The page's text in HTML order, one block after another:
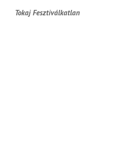
Tokaj Fesztiválkatlan